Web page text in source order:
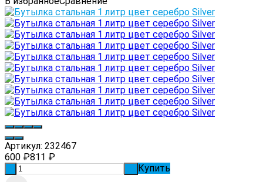
Артикул: 232467
600 ₽811 ₽
Купить